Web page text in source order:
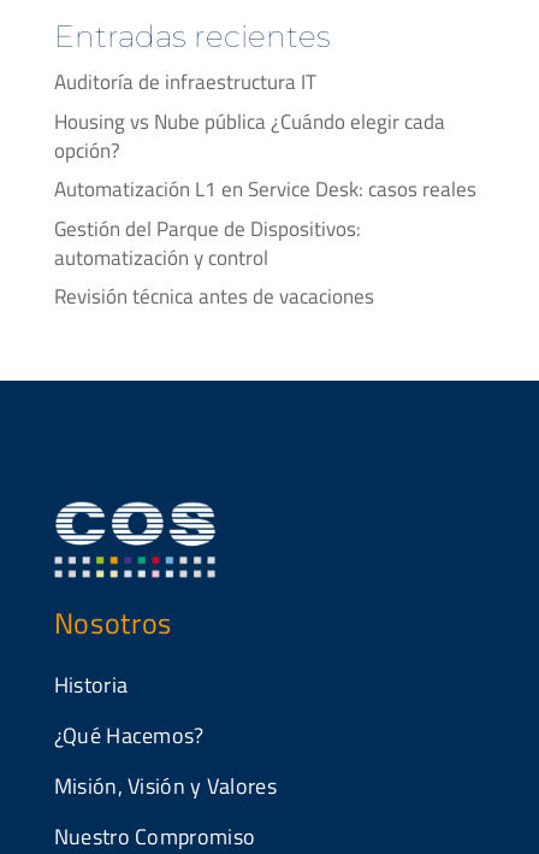
Entradas recientes
Auditoría de infraestructura IT
Housing vs Nube pública ¿Cuándo elegir cada
opción?
Automatización L1 en Service Desk: casos reales
Gestión del Parque de Dispositivos:
automatización y control
Revisión técnica antes de vacaciones
Nosotros
Historia
¿Qué Hacemos?
Misión, Visión y Valores
Nuestro Compromiso